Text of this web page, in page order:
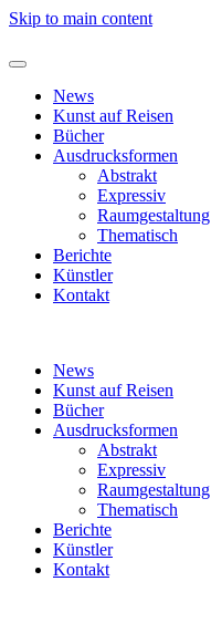
Skip to main content
News
Kunst auf Reisen
Bücher
Ausdrucksformen
Abstrakt
Expressiv
Raumgestaltung
Thematisch
Berichte
Künstler
Kontakt
News
Kunst auf Reisen
Bücher
Ausdrucksformen
Abstrakt
Expressiv
Raumgestaltung
Thematisch
Berichte
Künstler
Kontakt